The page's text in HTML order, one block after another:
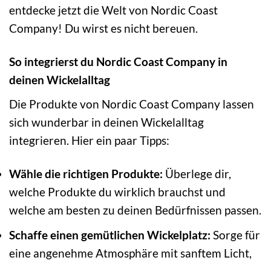
entdecke jetzt die Welt von Nordic Coast
Company! Du wirst es nicht bereuen.
So integrierst du Nordic Coast Company in
deinen Wickelalltag
Die Produkte von Nordic Coast Company lassen
sich wunderbar in deinen Wickelalltag
integrieren. Hier ein paar Tipps:
Wähle die richtigen Produkte: Überlege dir,
welche Produkte du wirklich brauchst und
welche am besten zu deinen Bedürfnissen passen.
Schaffe einen gemütlichen Wickelplatz: Sorge für
eine angenehme Atmosphäre mit sanftem Licht,